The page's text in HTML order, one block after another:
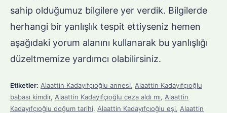
sahip olduğumuz bilgilere yer verdik. Bilgilerde
herhangi bir yanlışlık tespit ettiyseniz hemen
aşağıdaki yorum alanını kullanarak bu yanlışlığı
düzeltmemize yardımcı olabilirsiniz.
Etiketler: Alaattin Kadayıfçıoğlu annesi, Alaattin Kadayıfçıoğlu
babası kimdir, Alaattin Kadayıfçıoğlu ceza aldı mı, Alaattin
Kadayıfçıoğlu doğum tarihi, Alaattin Kadayıfçıoğlu eşi, Alaattin